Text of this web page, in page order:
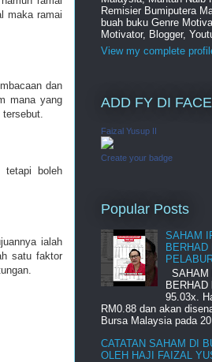
maka ramai
dan
mana yang
tetapi boleh
ialah
satu faktor
Remisier Bumiputera
buah buku Genre
Motivator, Blogger,
View my complete
ADD FY DI
Faizal Yusup II
Create your badge
Popular Posts
SAHAM
SAHAM
BERHAD
95.03x.
RM0.88 dan akan
Bursa Malaysia pada 20
CATATAN SAHAM DI
OLEH HAJI FAIZAL